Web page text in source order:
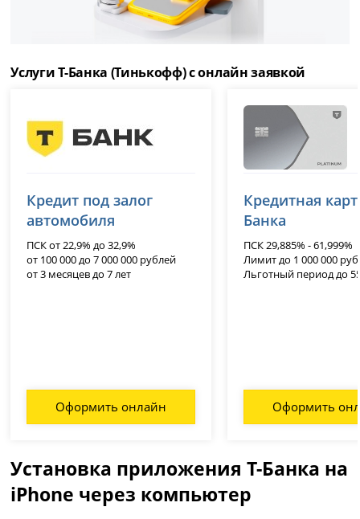
Услуги Т-Банка (Тинькофф) с онлайн заявкой
лицензия № 2673
Кредит под залог
автомобиля
ПСК от 22,9% до 32,9%
от 100 000 до 7 000 000 рублей
от 3 месяцев до 7 лет
Оформить онлайн
лицензия № 2673
Кредитная
Банка
ПСК 29,885% - 61,999%
Лимит до 1 000 000
Льготный период до
Оформить
Установка приложения Т-Банка на
iPhone через компьютер